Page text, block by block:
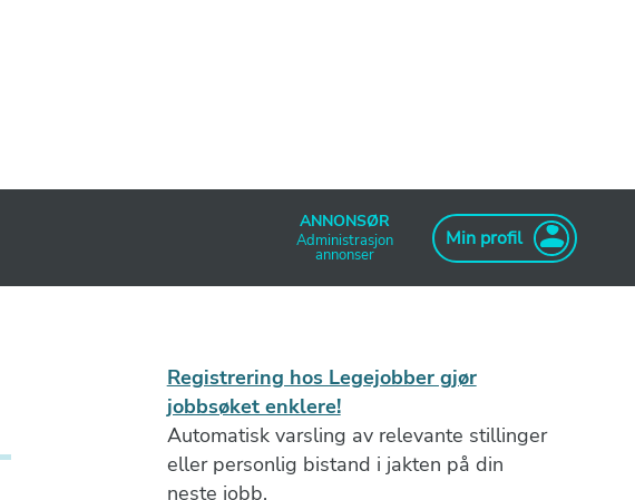
ANNONSØR
Administrasjon
annonser
Min profil
Registrering hos Legejobber gjør
jobbsøket enklere!
Automatisk varsling av relevante stillinger
eller personlig bistand i jakten på din
neste jobb.